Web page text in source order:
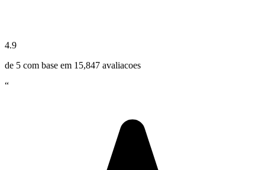
4.9
de 5 com base em 15,847 avaliacoes
“